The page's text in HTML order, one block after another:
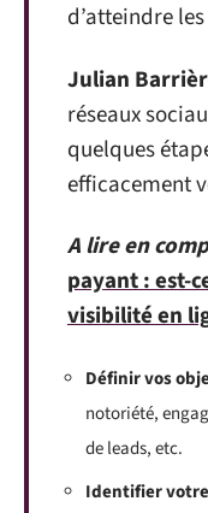
d’atteindre
Julian
réseaux
quelques
efficacement
A lire en
payant : est-
visibilité en
Définir vos
notoriété,
de leads, etc.
Identifier